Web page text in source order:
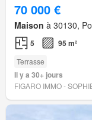
70 000 €
Maison à 30130,
5 95 m²
Terrasse
Il y a 30+ jours
FIGARO IMMO -